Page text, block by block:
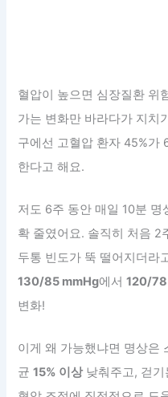
혈압이 높으면 심장질환 위
가는 변화만 바라다가 지치
구에선 고혈압 환자 45%가
한다고 해요.
저도 6주 동안 매일 10분
확 줄였어요. 솔직히 처음 2
두통 빈도가 뚝 떨어지더라
130/85 mmHg에서120/
변화!
이게 왜 가능했냐면 명상은
균15% 이상낮춰주고, 걷기